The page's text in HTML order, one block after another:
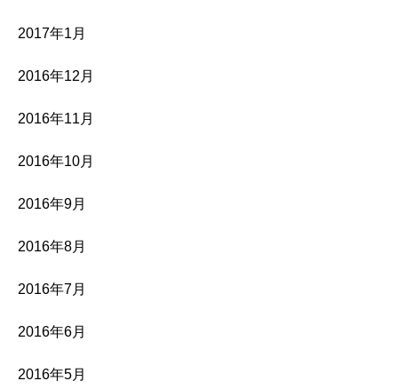
2017年1月
2016年12月
2016年11月
2016年10月
2016年9月
2016年8月
2016年7月
2016年6月
2016年5月